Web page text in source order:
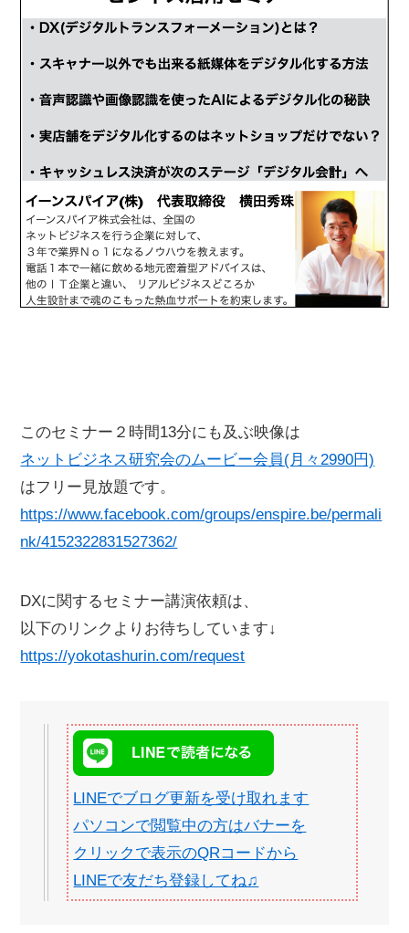
このセミナー２時間13分にも及ぶ映像は
ネットビジネス研究会のムービー会員(月々2990円)
はフリー見放題です。
https://www.facebook.com/groups/enspire.be/permali
nk/4152322831527362/
DXに関するセミナー講演依頼は、
以下のリンクよりお待ちしています↓
https://yokotashurin.com/request
LINEでブログ更新を受け取れます
パソコンで閲覧中の方はバナーを
クリックで表示のQRコードから
LINEで友だち登録してね♫